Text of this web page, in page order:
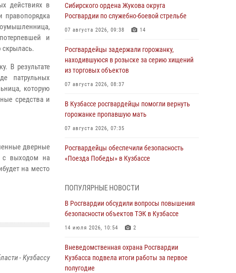
действиях в
правопорядка
и
скрылась.
В результате
патрульных
которую
средства и
дверные
с выходом на
на место
- Кузбассу
Сибирского ордена Жукова округа
Росгвардии по служебно-боевой стрельбе
07 августа 2026, 09:38 14
Росгвардейцы задержали горожанку,
находившуюся в розыске за серию хищений
из торговых объектов
07 августа 2026, 08:37
В Кузбассе росгвардейцы помогли вернуть
горожанке пропавшую мать
07 августа 2026, 07:35
Росгвардейцы обеспечили безопасность
«Поезда Победы» в Кузбассе
Генерал-полковник Олег Плохой поздравил
специалистов организационно-штатных
подразделений Росгвардии с
профессиональным праздником
С 1 сентября 2026 года вступает в силу новый
федеральный закон о частной охранной
ПОПУЛЯРНЫЕ НОВОСТИ
В Росгвардии обсудили вопросы повышения
безопасности объектов ТЭК в Кузбассе
14 июля 2026, 10:54 2
Вневедомственная охрана Росгвардии
Кузбасса подвела итоги работы за первое
полугодие